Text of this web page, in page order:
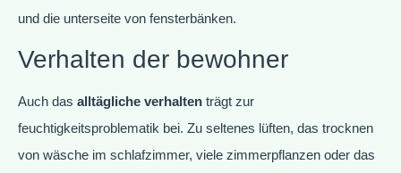
und die unterseite von fensterbänken.
Verhalten der bewohner
Auch das alltägliche verhalten trägt zur
feuchtigkeitsproblematik bei. Zu seltenes lüften, das trocknen
von wäsche im schlafzimmer, viele zimmerpflanzen oder das